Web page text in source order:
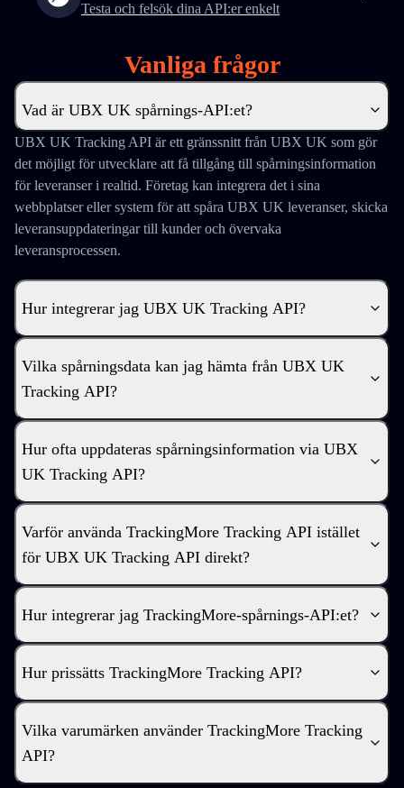
Testa och felsök dina API:er enkelt
Vanliga frågor
Vad är UBX UK spårnings-API:et?
UBX UK Tracking API är ett gränssnitt från UBX UK som gör
det möjligt för utvecklare att få tillgång till spårningsinformation
för leveranser i realtid. Företag kan integrera det i sina
webbplatser eller system för att spåra UBX UK leveranser, skicka
leveransuppdateringar till kunder och övervaka
leveransprocessen.
Hur integrerar jag UBX UK Tracking API?
Vilka spårningsdata kan jag hämta från UBX UK
Tracking API?
Hur ofta uppdateras spårningsinformation via UBX
UK Tracking API?
Varför använda TrackingMore Tracking API istället
för UBX UK Tracking API direkt?
Hur integrerar jag TrackingMore-spårnings-API:et?
Hur prissätts TrackingMore Tracking API?
Vilka varumärken använder TrackingMore Tracking
API?